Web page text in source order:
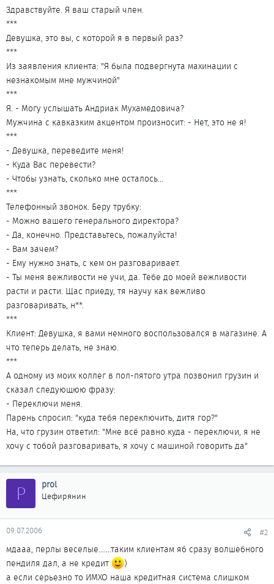
Здравствуйте. Я ваш старый член.
***
Девушка, это вы, с которой я в первый раз?
***
Из заявления клиента: "Я была подвергнута махинации с
незнакомым мне мужчиной"
***
Я. - Могу услышать Андриак Мухамедовича?
Мужчина с кавказким акцентом произносит: - Нет, это не я!
***
- Девушка, переведите меня!
- Куда Вас перевести?
- Чтобы узнать, сколько мне осталось...
***
Телефонный звонок. Беру трубку:
- Можно вашего генерального директора?
- Да, конечно. Представьтесь, пожалуйста!
- Вам зачем?
- Ему нужно знать, с кем он разговаривает.
- Ты меня вежливости не учи, да. Тебе до моей вежливости
расти и расти. Щас приеду, тя научу как вежливо
разговаривать, н**.
***
Клиент: Девушка, я вами немного воспользовался в магазине. А
что теперь делать, не знаю.
***
А одному из моих коллег в пол-пятого утра позвонил грузин и
сказал следующюю фразу:
- Переключи меня.
Парень спросил: "куда тебя переключить, дитя гор?"
На, что грузин ответил: "Мне всё равно куда - переключи, я не
хочу с тобой разговаривать, я хочу с машиной говорить да"
P prol
Цефирянин
09.07.2006 #2
мдааа, перлы веселые.......таким клиентам яб сразу волшебного
пендиля дал, а не кредит
)
а если серьезно то ИМХО наша кредитная система слишком